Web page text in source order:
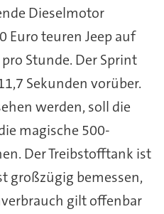
Dieselmotor
Euro teuren Jeep auf
Stunde. Der Sprint
Sekunden vorüber.
werden, soll die
magische 500-
Der Treibstofftank ist
großzügig bemessen,
gilt offenbar